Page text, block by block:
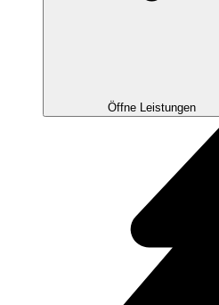
Öffne Leistungen